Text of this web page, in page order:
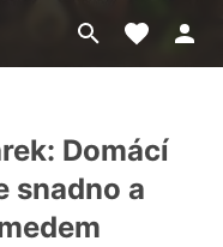
Přejít
na
Moje
Domácí
snadno a